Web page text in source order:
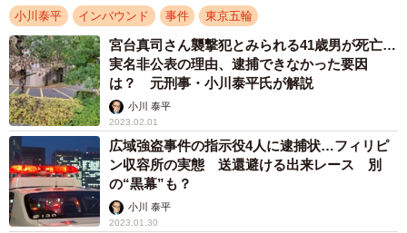
小川泰平 インバウンド 事件 東京五輪
宮台真司さん襲撃犯とみられる41歳男が死亡…
実名非公表の理由、逮捕できなかった要因
は？ 元刑事・小川泰平氏が解説
小川 泰平
2023.02.01
広域強盗事件の指示役4人に逮捕状…フィリピ
ン収容所の実態 送還避ける出来レース 別
の“黒幕”も？
小川 泰平
2023.01.30